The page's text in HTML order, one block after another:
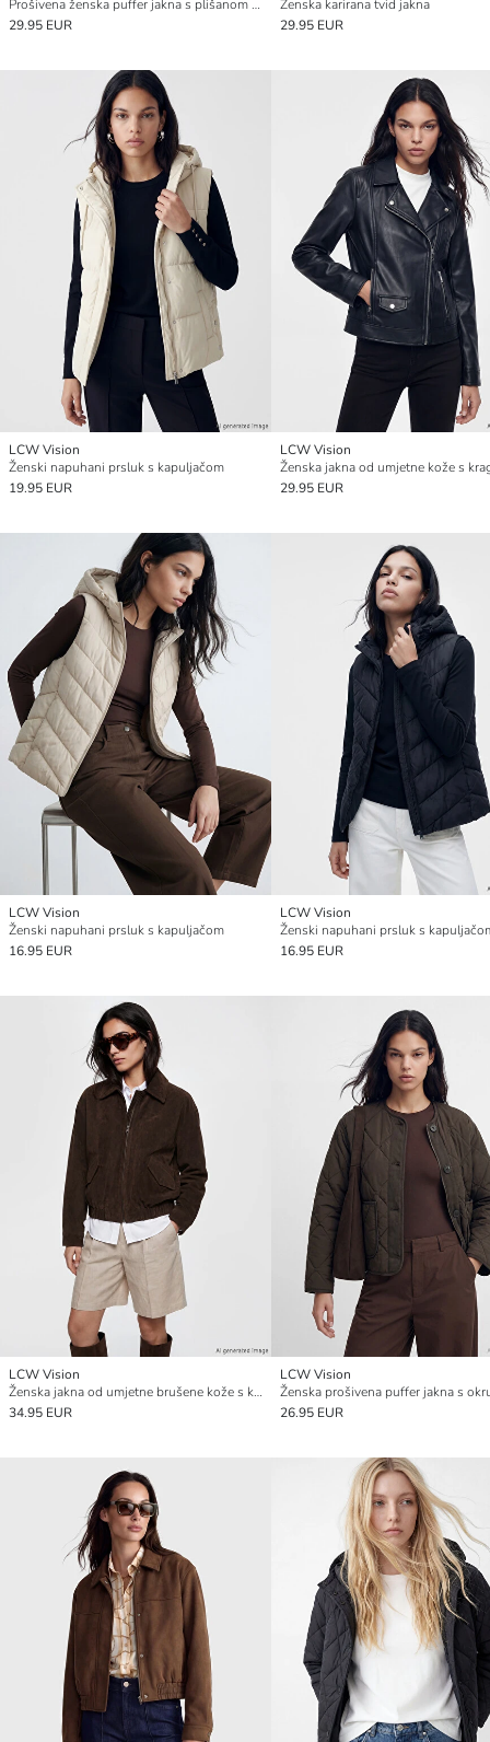
Prošivena ženska puffer jakna s plišanom kragnom
29.95 EUR
Ženska karirana tvid jakna
29.95 EUR
LCW Vision
Ženski napuhani prsluk s kapuljačom
19.95 EUR
LCW Vision
Ženska jakna od umjetne kože s
29.95 EUR
LCW Vision
Ženski napuhani prsluk s kapuljačom
16.95 EUR
LCW Vision
Ženski napuhani prsluk s
16.95 EUR
LCW Vision
Ženska jakna od umjetne brušene kože s kragnom košulje
34.95 EUR
LCW Vision
26.95 EUR